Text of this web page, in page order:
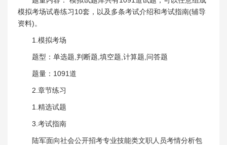
模拟考场试卷练习10套，以及多条考试介绍和考试指南(辅导
资料)。
1.模拟考场
题型：单选题,判断题,填空题,计算题,问答题
题量：1091道
2.章节练习
1.精选试题
3.考试指南
陆军面向社会公开招考专业技能类文职人员考情分析包